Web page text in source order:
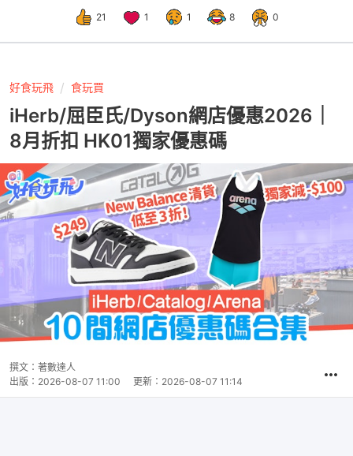
21 1 1 8 0
好食玩飛 食玩買
iHerb/屈臣氏/Dyson網店優惠2026｜
8月折扣 HK01獨家優惠碼
撰文： 著數達人
出版： 2026-08-07 11:00 更新： 2026-08-07 11:14